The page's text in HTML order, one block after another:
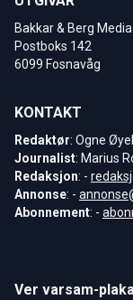
Bakkar & Berg
Postboks 142
6099 Fosnavåg
KONTAKT
Redaktør: Ogne
Journalist: Marius
Redaksjon: -
Annonse: -
Abonnement: -
Ver varsam-